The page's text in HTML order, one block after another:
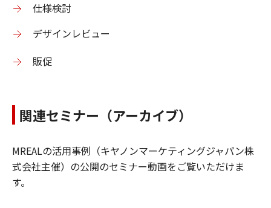
仕様検討
デザインレビュー
販促
関連セミナー（アーカイブ）
MREALの活用事例（キヤノンマーケティングジャパン株
式会社主催）の公開のセミナー動画をご覧いただけま
す。